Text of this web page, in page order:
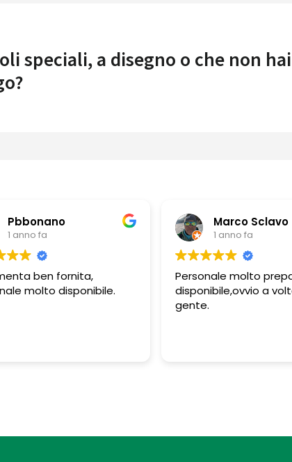
speciali, a disegno o che non hai
Marco Sclavo
Personale molto preparato e
disponibile,ovvio a volte c'è
e